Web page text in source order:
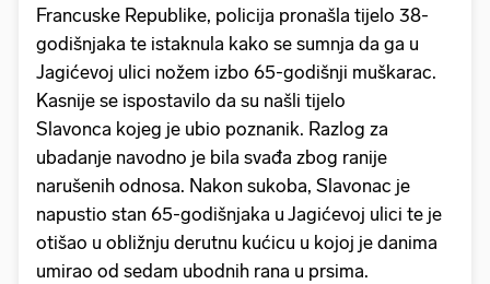
Francuske Republike, policija pronašla tijelo 38-
godišnjaka te istaknula kako se sumnja da ga u
Jagićevoj ulici nožem izbo 65-godišnji muškarac.
Kasnije se ispostavilo da su našli tijelo
Slavonca kojeg je ubio poznanik. Razlog za
ubadanje navodno je bila svađa zbog ranije
narušenih odnosa. Nakon sukoba, Slavonac je
napustio stan 65-godišnjaka u Jagićevoj ulici te je
otišao u obližnju derutnu kućicu u kojoj je danima
umirao od sedam ubodnih rana u prsima.